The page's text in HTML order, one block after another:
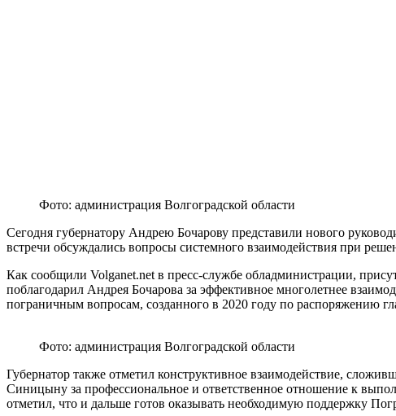
Фото: администрация Волгоградской области
Сегодня губернатору Андрею Бочарову представили нового
встречи обсуждались вопросы системного взаимодействия при
Как сообщили Volganet.net в пресс-службе обладминистрации,
поблагодарил Андрея Бочарова за эффективное многолетнее
пограничным вопросам, созданного в 2020 году по распоряжению
Фото: администрация Волгоградской области
Губернатор также отметил конструктивное взаимодействие,
Синицыну за профессиональное и ответственное отношение к
отметил, что и дальше готов оказывать необходимую поддержку